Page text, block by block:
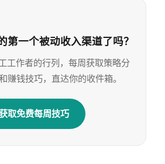
第一个被动收入渠道了吗？
工作者的行列，每周获取策略分
赚钱技巧，直达你的收件箱。
取免费每周技巧